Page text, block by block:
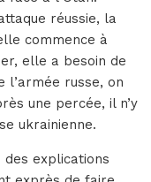
réussie, la
commence à
elle a besoin de
russe, on
une percée, il n’y
ukrainienne.
explications